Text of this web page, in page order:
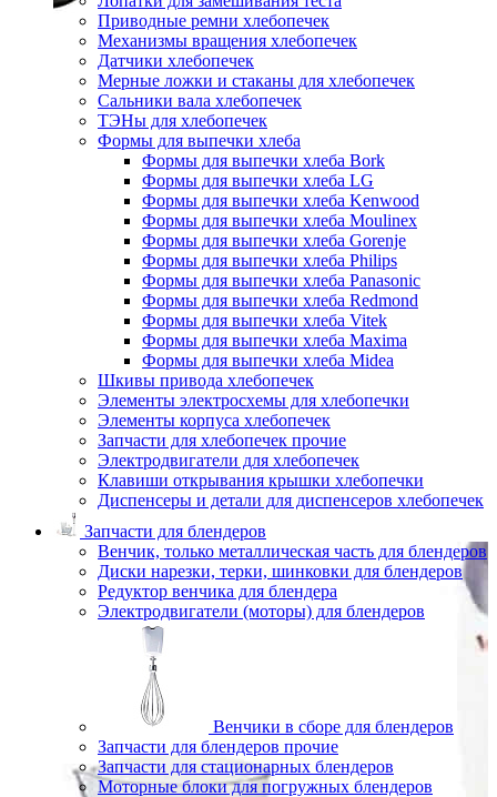
Приводные ремни хлебопечек
Механизмы вращения хлебопечек
Датчики хлебопечек
Мерные ложки и стаканы для хлебопечек
Сальники вала хлебопечек
ТЭНы для хлебопечек
Формы для выпечки хлеба
Формы для выпечки хлеба Bork
Формы для выпечки хлеба LG
Формы для выпечки хлеба Kenwood
Формы для выпечки хлеба Moulinex
Формы для выпечки хлеба Gorenje
Формы для выпечки хлеба Philips
Формы для выпечки хлеба Panasonic
Формы для выпечки хлеба Redmond
Формы для выпечки хлеба Vitek
Формы для выпечки хлеба Maxima
Формы для выпечки хлеба Midea
Шкивы привода хлебопечек
Элементы электросхемы для хлебопечки
Элементы корпуса хлебопечек
Запчасти для хлебопечек прочие
Электродвигатели для хлебопечек
Клавиши открывания крышки хлебопечки
Диспенсеры и детали для диспенсеров хлебопечек
Запчасти для блендеров
Венчик, только металлическая часть для блендеров
Диски нарезки, терки, шинковки для блендеров
Редуктор венчика для блендера
Электродвигатели (моторы) для блендеров
Венчики в сборе для блендеров
Запчасти для блендеров прочие
Запчасти для стационарных блендеров
Моторные блоки для погружных блендеров